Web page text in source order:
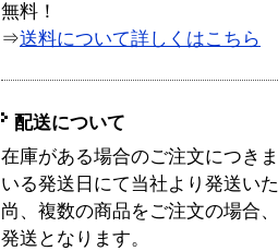
無料！
⇒送料について詳しくはこちら
配送について
在庫がある場合のご注文につき
いる発送日にて当社より発送い
尚、複数の商品をご注文の場合
発送となります。